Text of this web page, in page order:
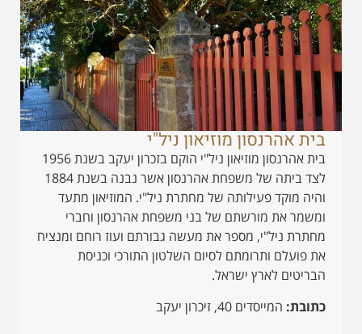
בית אהרנסון מוזיאון ניל"י
בית אהרנסון מוזיאון ניל"י הוקם בזכרון יעקב בשנת 1956
לצד ביתה של משפחת אהרנסון אשר נבנה בשנת 1884
והיה מוקד פעילותה של מחתרת ניל"י. המוזיאון מתעד
ומשמר את מורשתם של בני משפחת אהרנסון וחברי
מחתרת ניל"י, מספר את מעשה גבורתם ועוז רוחם ומנציח
את פועלם ותרומתם לסיום השלטון התורכי וכניסת
הבריטים לארץ ישראל.
כתובת: המייסדים 40, זיכרון יעקב